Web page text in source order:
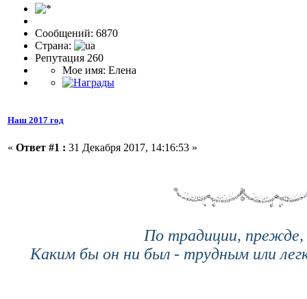
Сообщений: 6870
Страна:
Репутация 260
Мое имя: Елена
Наш 2017 год
« Ответ #1 : 31 Декабря 2017, 14:16:53 »
По традиции,
Каким бы он ни был - трудным или